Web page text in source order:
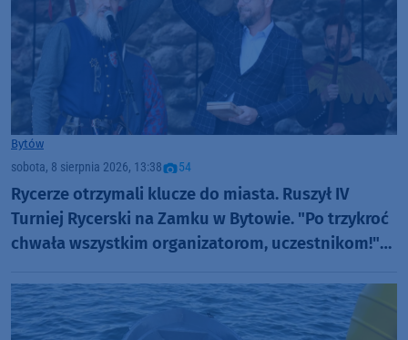
Bytów
sobota, 8 sierpnia 2026, 13:38 54
Rycerze otrzymali klucze do miasta. Ruszył IV
Turniej Rycerski na Zamku w Bytowie. "Po trzykroć
chwała wszystkim organizatorom, uczestnikom!"